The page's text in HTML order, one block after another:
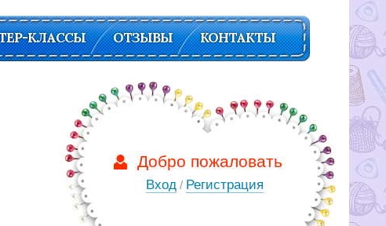
КЛАССЫ ОТЗЫВЫ КОНТАКТЫ
Добро пожаловать
Вход / Регистрация